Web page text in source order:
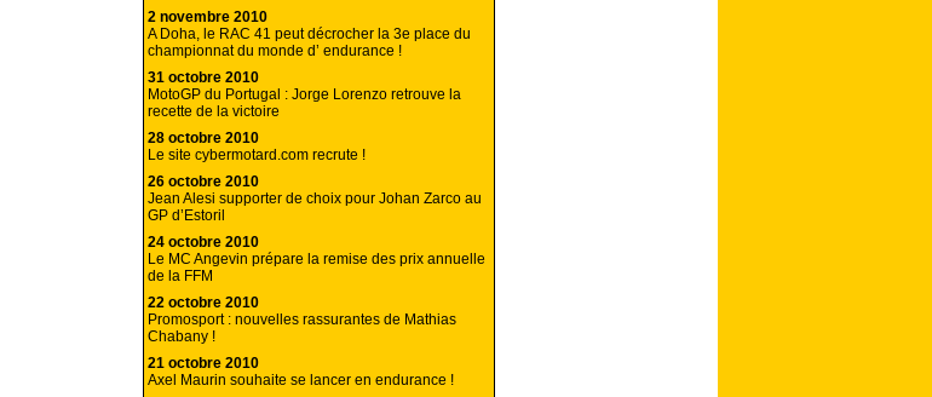
2 novembre 2010
A Doha, le RAC 41 peut décrocher la 3e place du
championnat du monde d’ endurance !
31 octobre 2010
MotoGP du Portugal : Jorge Lorenzo retrouve la
recette de la victoire
28 octobre 2010
Le site cybermotard.com recrute !
26 octobre 2010
Jean Alesi supporter de choix pour Johan Zarco au
GP d’Estoril
24 octobre 2010
Le MC Angevin prépare la remise des prix annuelle
de la FFM
22 octobre 2010
Promosport : nouvelles rassurantes de Mathias
Chabany !
21 octobre 2010
Axel Maurin souhaite se lancer en endurance !